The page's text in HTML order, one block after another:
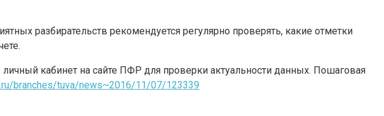
разбирательств рекомендуется регулярно проверять, какие отметки
кабинет на сайте ПФР для проверки актуальности данных. Пошаговая
branches/tuva/news~2016/11/07/123339